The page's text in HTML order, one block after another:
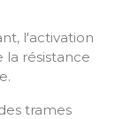
l'activation
la résistance
trames